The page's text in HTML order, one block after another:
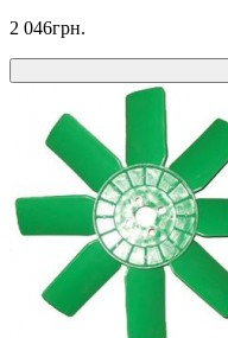
2 046грн.